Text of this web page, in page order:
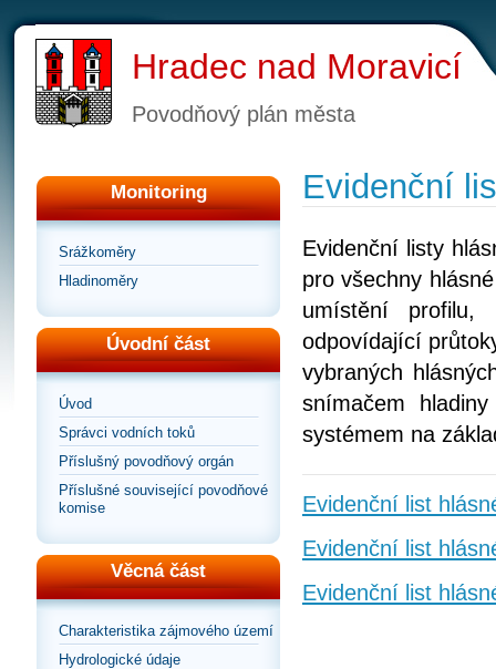
Hradec nad Moravicí
Povodňový plán města
Monitoring
Srážkoměry
Hladinoměry
Úvodní část
Úvod
Správci vodních toků
Příslušný povodňový orgán
Příslušné související povodňové
komise
Věcná část
Charakteristika zájmového území
Hydrologické údaje
Evidenční
Evidenční listy
pro všechny
umístění
odpovídající
vybraných
snímačem
systémem na
Evidenční list
Evidenční list
Evidenční list